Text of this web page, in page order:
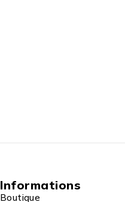
Informations
Boutique